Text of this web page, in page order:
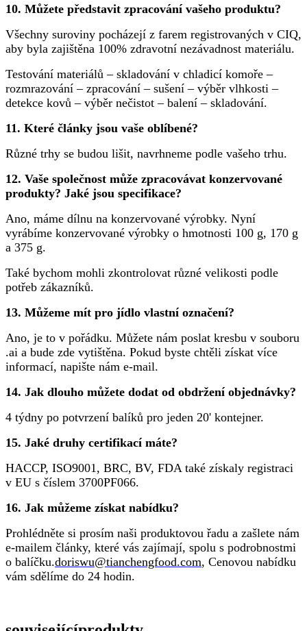
10. Můžete představit zpracování vašeho produktu?
Všechny suroviny pocházejí z farem registrovaných v CIQ,
aby byla zajištěna 100% zdravotní nezávadnost materiálu.
Testování materiálů – skladování v chladicí komoře –
rozmrazování – zpracování – sušení – výběr vlhkosti –
detekce kovů – výběr nečistot – balení – skladování.
11. Které články jsou vaše oblíbené?
Různé trhy se budou lišit, navrhneme podle vašeho trhu.
12. Vaše společnost může zpracovávat konzervované
produkty? Jaké jsou specifikace?
Ano, máme dílnu na konzervované výrobky. Nyní
vyrábíme konzervované výrobky o hmotnosti 100 g, 170 g
a 375 g.
Také bychom mohli zkontrolovat různé velikosti podle
potřeb zákazníků.
13. Můžeme mít pro jídlo vlastní označení?
Ano, je to v pořádku. Můžete nám poslat kresbu v souboru
.ai a bude zde vytištěna. Pokud byste chtěli získat více
informací, napište nám e-mail.
14. Jak dlouho můžete dodat od obdržení objednávky?
4 týdny po potvrzení balíků pro jeden 20' kontejner.
15. Jaké druhy certifikací máte?
HACCP, ISO9001, BRC, BV, FDA také získaly registraci
v EU s číslem 3700PF066.
16. Jak můžeme získat nabídku?
Prohlédněte si prosím naši produktovou řadu a zašlete nám
e-mailem články, které vás zajímají, spolu s podrobnostmi
o balíčku.doriswu@tianchengfood.com, Cenovou nabídku
vám sdělíme do 24 hodin.